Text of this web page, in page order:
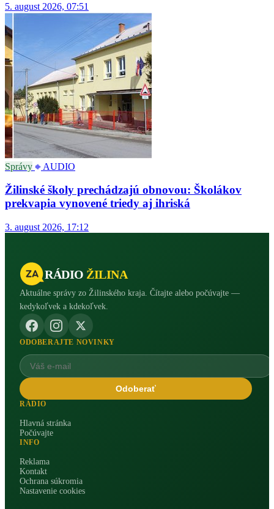
5. august 2026, 07:51
Správy AUDIO
Žilinské školy prechádzajú obnovou: Školákov
prekvapia vynovené triedy aj ihriská
3. august 2026, 17:12
RÁDIO ŽILINA
Aktuálne správy zo Žilinského kraja. Čítajte alebo počúvajte —
kedykoľvek a kdekoľvek.
ODOBERAJTE NOVINKY
Odoberať
RÁDIO
Hlavná stránka
Počúvajte
INFO
Reklama
Kontakt
Ochrana súkromia
Nastavenie cookies